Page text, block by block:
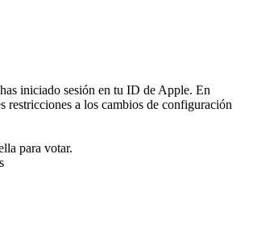
iniciado sesión en tu ID de Apple. En
restricciones a los cambios de configuración
para votar.